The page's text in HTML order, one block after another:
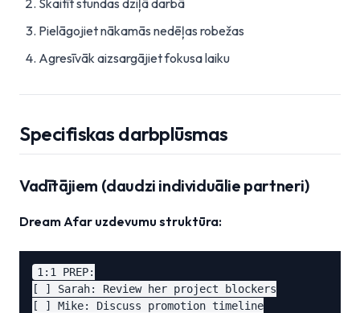
Skaitīt stundas dziļā darbā
Pielāgojiet nākamās nedēļas robežas
Agresīvāk aizsargājiet fokusa laiku
Specifiskas darbplūsmas
Vadītājiem (daudzi individuālie partneri)
Dream Afar uzdevumu struktūra:
1:1 PREP:
[ ] Sarah: Review her project blockers
[ ] Mike: Discuss promotion timeline